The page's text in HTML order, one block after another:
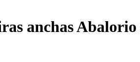
anchas Abalorio